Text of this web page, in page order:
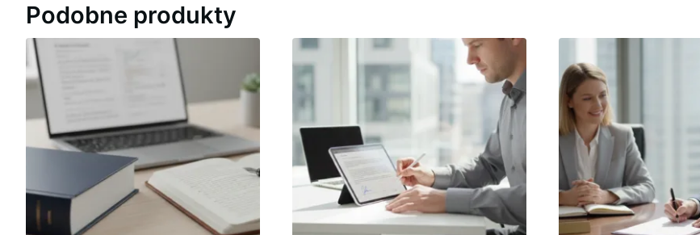
Podobne produkty